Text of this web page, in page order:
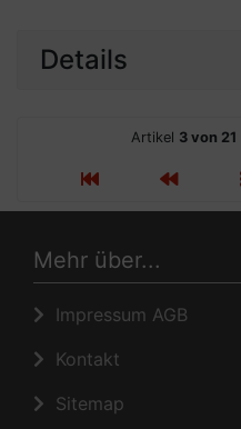
Details
Artikel 3 von 21
Mehr über...
Impressum AGB
Kontakt
Sitemap